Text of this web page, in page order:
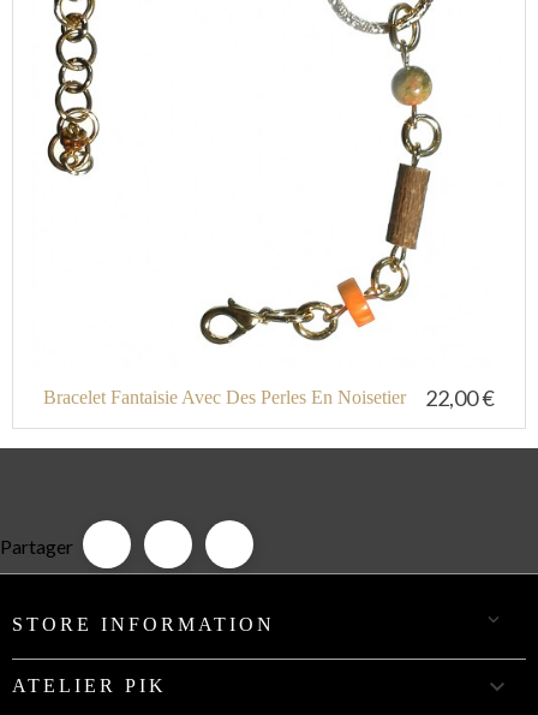
Bracelet Fantaisie Avec Des Perles En Noisetier 22,00 €
Partager
STORE INFORMATION 
ATELIER PIK 